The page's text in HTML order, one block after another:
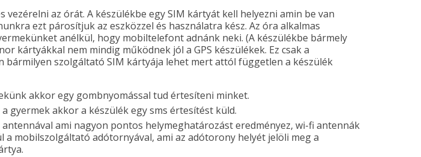
az órát. A készülékbe egy SIM kártyát kell helyezni amin be van
ezt párosítjuk az eszközzel és használatra kész. Az óra alkalmas
anélkül, hogy mobiltelefont adnánk neki. (A készülékbe bármely
kártyákkal nem mindig működnek jól a GPS készülékek. Ez csak a
szolgáltató SIM kártyája lehet mert attól független a készülék
akkor egy gombnyomással tud értesíteni minket.
gyermek akkor a készülék egy sms értesítést küld.
ami nagyon pontos helymeghatározást eredményez, wi-fi antennák
mobilszolgáltató adótornyával, ami az adótorony helyét jelöli meg a